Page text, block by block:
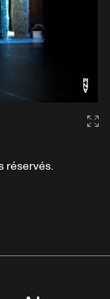
réservés.